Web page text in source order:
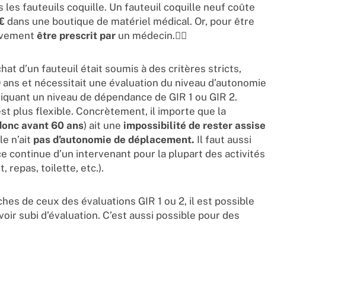
les fauteuils coquille. Un fauteuil coquille neuf coûte
dans une boutique de matériel médical. Or, pour être
être prescrit parun médecin.👨‍⚕️
d’un fauteuil était soumis à des critères stricts,
et nécessitait une évaluation du niveau d’autonomie
un niveau de dépendance de GIR 1 ou GIR 2.
plus flexible. Concrètement, il importe que la
avant 60 ans) ait une impossibilité de rester assise
n’ait pas d’autonomie de déplacement. Il faut aussi
continue d’un intervenant pour la plupart des activités
repas, toilette, etc.).
de ceux des évaluations GIR 1 ou 2, il est possible
subi d’évaluation. C’est aussi possible pour des